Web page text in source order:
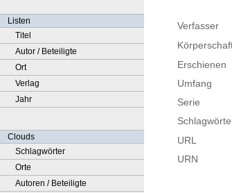
Listen
Titel
Autor / Beteiligte
Ort
Verlag
Jahr
Clouds
Schlagwörter
Orte
Autoren / Beteiligte
Verfasser
Erschienen
Umfang
Serie
URL
URN